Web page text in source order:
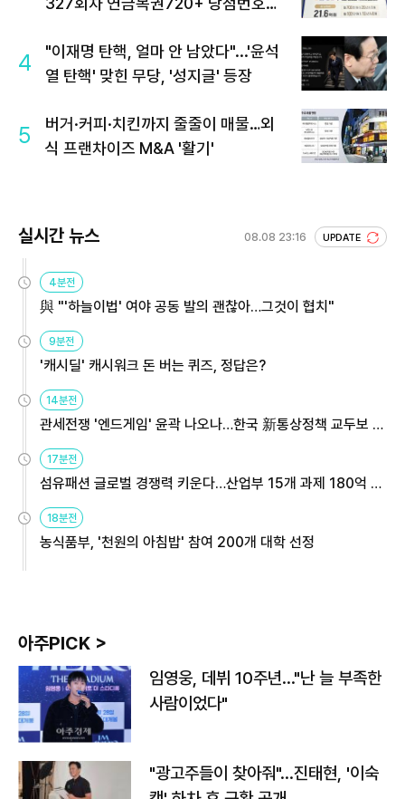
4
"이재명 탄핵, 얼마 안 남았다"...'윤석
열 탄핵' 맞힌 무당, '성지글' 등장
5
버거·커피·치킨까지 줄줄이 매물…외
식 프랜차이즈 M&A '활기'
실시간 뉴스 08.08 23:16 UPDATE
4분전
與 "'하늘이법' 여야 공동 발의 괜찮아…그것이 협치"
9분전
'캐시딜' 캐시워크 돈 버는 퀴즈, 정답은?
14분전
관세전쟁 '엔드게임' 윤곽 나오나…한국 新통상정책 교두보 활
용해야
17분전
섬유패션 글로벌 경쟁력 키운다…산업부 15개 과제 180억 지
원
18분전
농식품부, '천원의 아침밥' 참여 200개 대학 선정
아주PICK >
임영웅, 데뷔 10주년…"난 늘 부족한
사람이었다"
"광고주들이 찾아줘"…진태현, '이숙